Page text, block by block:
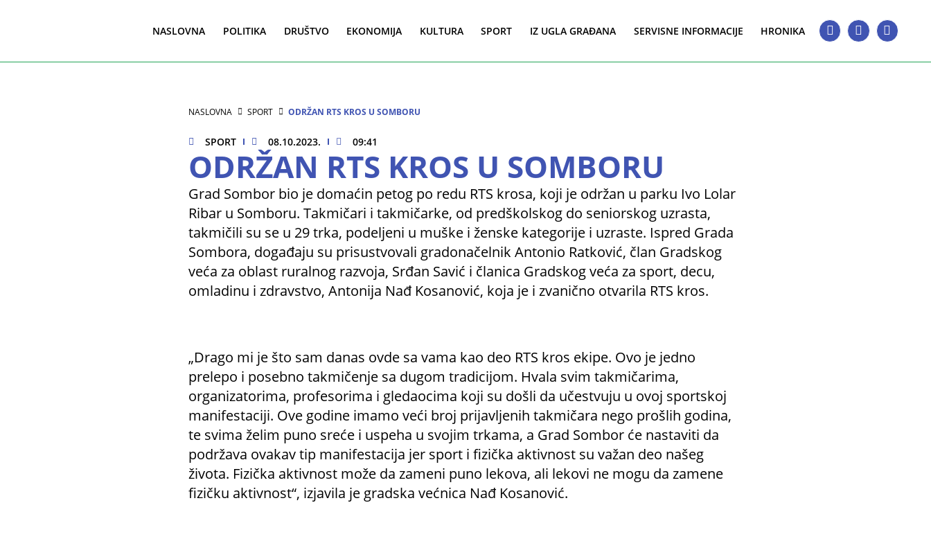
NASLOVNA POLITIKA DRUŠTVO EKONOMIJA KULTURA SPORT IZ UGLA GRAĐANA SERVISNE INFORMACIJE HRONIKA
NASLOVNA SPORT ODRŽAN RTS KROS U SOMBORU
SPORT 08.10.2023. 09:41
ODRŽAN RTS KROS U SOMBORU
Grad Sombor bio je domaćin petog po redu RTS krosa, koji je održan u parku Ivo Lolar
Ribar u Somboru. Takmičari i takmičarke, od predškolskog do seniorskog uzrasta,
takmičili su se u 29 trka, podeljeni u muške i ženske kategorije i uzraste. Ispred Grada
Sombora, događaju su prisustvovali gradonačelnik Antonio Ratković, član Gradskog
veća za oblast ruralnog razvoja, Srđan Savić i članica Gradskog veća za sport, decu,
omladinu i zdravstvo, Antonija Nađ Kosanović, koja je i zvanično otvarila RTS kros.
„Drago mi je što sam danas ovde sa vama kao deo RTS kros ekipe. Ovo je jedno
prelepo i posebno takmičenje sa dugom tradicijom. Hvala svim takmičarima,
organizatorima, profesorima i gledaocima koji su došli da učestvuju u ovoj sportskoj
manifestaciji. Ove godine imamo veći broj prijavljenih takmičara nego prošlih godina,
te svima želim puno sreće i uspeha u svojim trkama, a Grad Sombor će nastaviti da
podržava ovakav tip manifestacija jer sport i fizička aktivnost su važan deo našeg
života. Fizička aktivnost može da zameni puno lekova, ali lekovi ne mogu da zamene
fizičku aktivnost“, izjavila je gradska većnica Nađ Kosanović.